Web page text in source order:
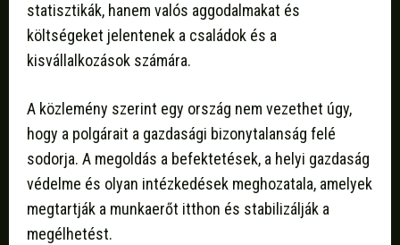
statisztikák, hanem valós aggodalmakat és
költségeket jelentenek a családok és a
kisvállalkozások számára.
A közlemény szerint egy ország nem vezethet úgy,
hogy a polgárait a gazdasági bizonytalanság felé
sodorja. A megoldás a befektetések, a helyi gazdaság
védelme és olyan intézkedések meghozatala, amelyek
megtartják a munkaerőt itthon és stabilizálják a
megélhetést.